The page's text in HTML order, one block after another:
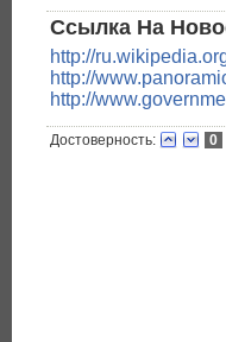
Ссылка На
http://
http://
http://
Достоверность: 0